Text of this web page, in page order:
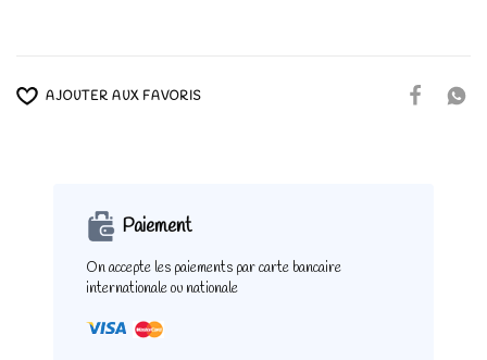
AJOUTER AUX FAVORIS
Paiement
On accepte les paiements par carte bancaire
internationale ou nationale